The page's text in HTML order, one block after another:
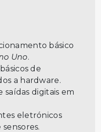
básico
Uno.
de
a hardware.
saídas digitais em
eletrónicos
sensores.